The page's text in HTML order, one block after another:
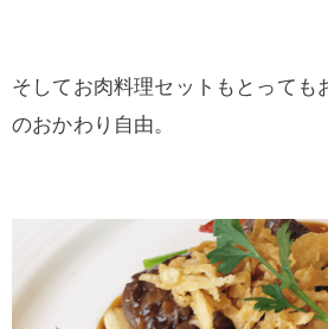
そしてお肉料理セットもとっても
のおかわり自由。